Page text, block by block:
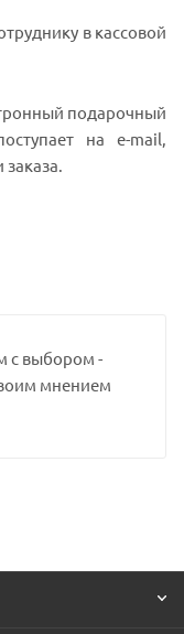
в кассовой
подарочный
на e-mail,
с выбором -
мнением